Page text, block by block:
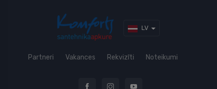
LV
Partneri Vakances Rekvizīti Noteikumi